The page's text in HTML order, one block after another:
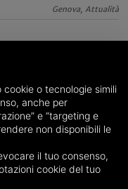
Genova, Attualità
o tecnologie simili
anche per
e “targeting e
non disponibili le
il tuo consenso,
cookie del tuo